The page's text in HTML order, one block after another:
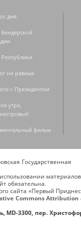
дня
на равных
с Президентом
утро,
фильм
Государственная
обязательна.
сайта «Первый
Commons Attribution
MD-3300, пер.